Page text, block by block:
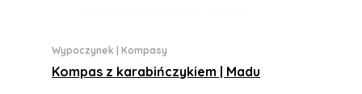
Wypoczynek Kompasy
Kompas z karabińczykiem | Madu